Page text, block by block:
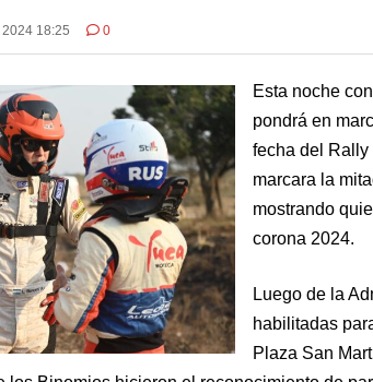
18:25 0
Esta noche
pondrá en
fecha del Rally
marcara la
mostrando
corona 2024.
Luego de la
habilitadas
Plaza San